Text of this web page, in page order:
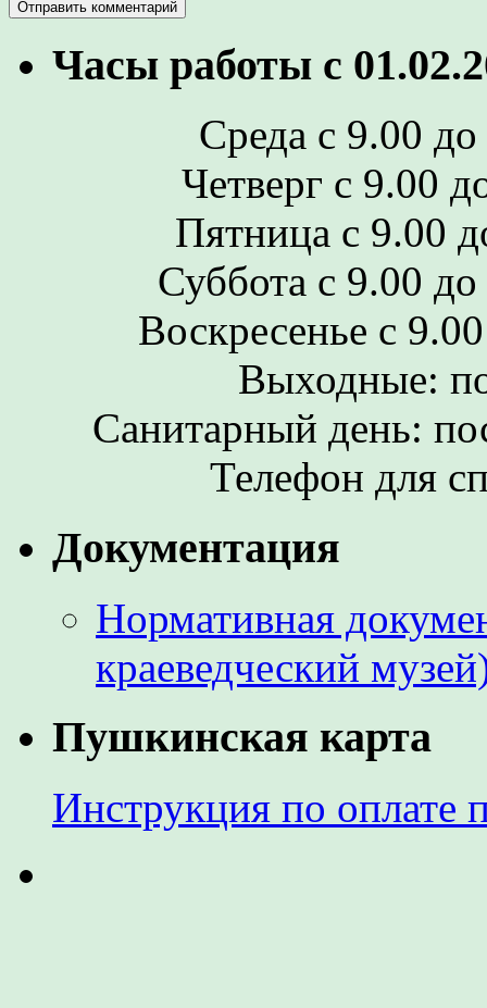
Часы работы с
Среда с 9.00
Четверг с 9.00
Пятница с 9.00
Суббота с 9.00
Воскресенье с
Выходные:
Санитарный день:
Телефон для
Документация
Нормативная
краеведческий
Пушкинская карта
Инструкция по оплате